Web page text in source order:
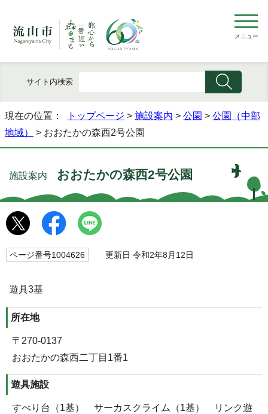
メニュー
サイト内検索
現在の位置： トップページ > 施設案内 > 公園 > 公園（中部
地域）
> おおたかの森西2号公園
施設案内 おおたかの森西2号公園
ページ番号1004626 更新日 令和2年8月12日
遊具3基
所在地
〒270-0137
おおたかの森西二丁目1番1
遊具施設
すべり台（1基） サーカスクライム（1基） リンク遊